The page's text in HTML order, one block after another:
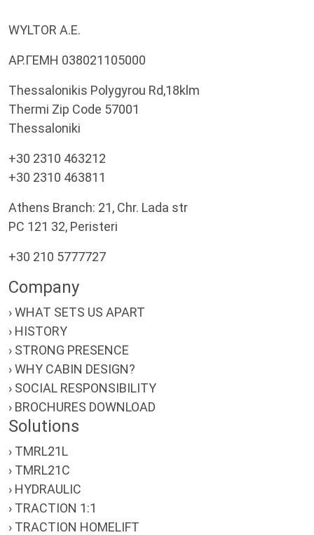
WYLTOR A.E.
ΑΡ.ΓΕΜΗ 038021105000
Thessalonikis Polygyrou Rd,18klm
Thermi Zip Code 57001
Thessaloniki
+30 2310 463212
+30 2310 463811
Athens Branch: 21, Chr. Lada str
PC 121 32, Peristeri
+30 210 5777727
Company
› WHAT SETS US APART
› HISTORY
› STRONG PRESENCE
› WHY CABIN DESIGN?
› SOCIAL RESPONSIBILITY
› BROCHURES DOWNLOAD
Solutions
› TMRL21L
› TMRL21C
› HYDRAULIC
› TRACTION 1:1
› TRACTION HOMELIFT